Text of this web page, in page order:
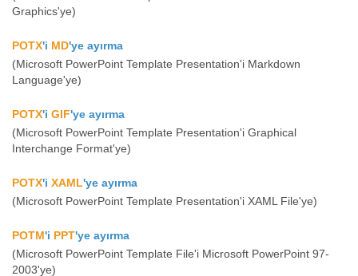
Graphics'ye)
POTX'i MD'ye ayırma
(Microsoft PowerPoint Template Presentation'i Markdown
Language'ye)
POTX'i GIF'ye ayırma
(Microsoft PowerPoint Template Presentation'i Graphical
Interchange Format'ye)
POTX'i XAML'ye ayırma
(Microsoft PowerPoint Template Presentation'i XAML File'ye)
POTM'i PPT'ye ayırma
(Microsoft PowerPoint Template File'i Microsoft PowerPoint 97-
2003'ye)